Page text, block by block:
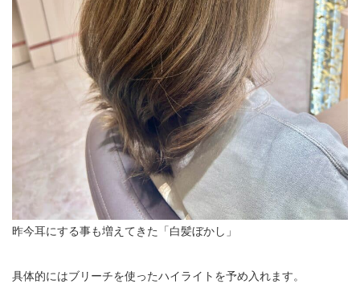
昨今耳にする事も増えてきた「白髪ぼかし」
具体的にはブリーチを使ったハイライトを予め入れます。